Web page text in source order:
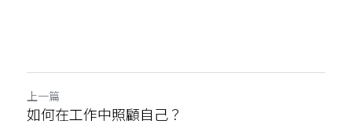
上一篇
如何在工作中照顧自己？